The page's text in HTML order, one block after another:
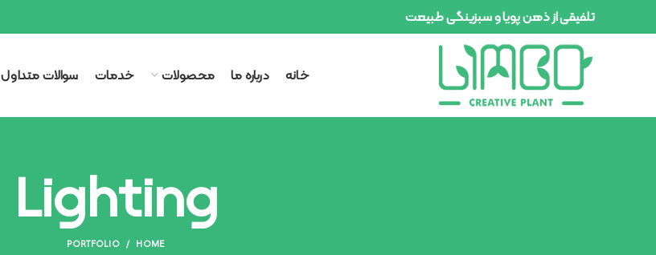
تلفیقی از ذهن پویا و سبزینگی طبیعت
خانه درباره ما محصولات خدمات سوالات متداول
Lighting
HOME
PORTFOLIO